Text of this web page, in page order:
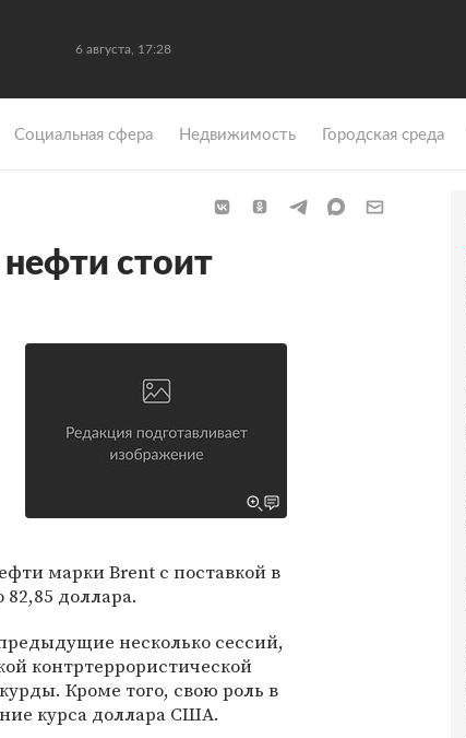
6 августа, 17:28
Социальная сфера Недвижимость Городская среда
стоит
марки Brent с поставкой в
доллара.
несколько сессий,
контртеррористической
Кроме того, свою роль в
курса доллара США.